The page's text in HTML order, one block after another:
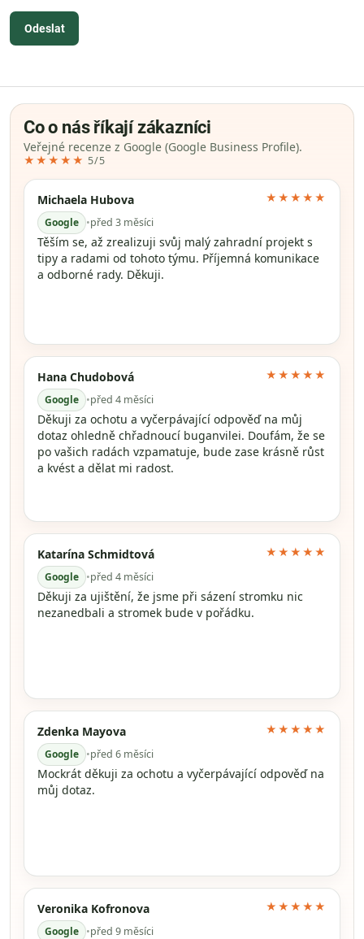
Odeslat
Co o nás říkají zákazníci
Veřejné recenze z Google (Google Business Profile).
★★★★★ 5/5
Michaela Hubova
Google •před 3 měsíci
★★★★★
Těším se, až zrealizuji svůj malý zahradní projekt s
tipy a radami od tohoto týmu. Příjemná komunikace
a odborné rady. Děkuji.
Hana Chudobová
Google •před 4 měsíci
★★★★★
Děkuji za ochotu a vyčerpávající odpověď na můj
dotaz ohledně chřadnoucí buganvilei. Doufám, že se
po vašich radách vzpamatuje, bude zase krásně růst
a kvést a dělat mi radost.
Katarína Schmidtová
Google •před 4 měsíci
★★★★★
Děkuji za ujištění, že jsme při sázení stromku nic
nezanedbali a stromek bude v pořádku.
Zdenka Mayova
Google •před 6 měsíci
★★★★★
Mockrát děkuji za ochotu a vyčerpávající odpověď na
můj dotaz.
Veronika Kofronova
Google •před 9 měsíci
★★★★★